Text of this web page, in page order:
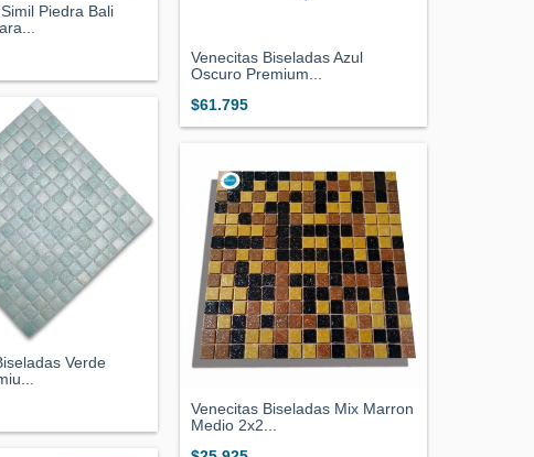
Piedra Bali
Venecitas Biseladas Azul
Oscuro Premium...
$61.795
Verde
Venecitas Biseladas Mix Marron
Medio 2x2...